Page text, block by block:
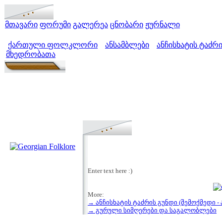
მთავარი ფორუმი გალერეა ცნობარი ჟურნალი
ქართული ფოლკლორი ანსამბლები
ანჩისხატის
მხედრობათა
Enter text here :)
More:
→ ანჩისხატის ტაძრის გუნდი (შემოქმედი
→ გურული სიმღერები და საგალობლები